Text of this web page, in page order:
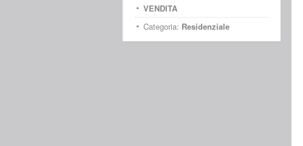
VENDITA
Categoria: Residenziale